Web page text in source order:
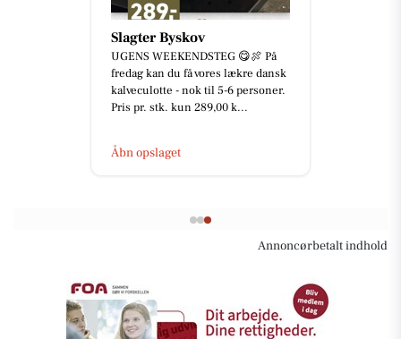
Slagter Byskov
UGENS WEEKENDSTEG 😋🍖 På
fredag kan du få vores lækre dansk
kalveculotte - nok til 5-6 personer.
Pris pr. stk. kun 289,00 k...
Åbn opslaget
Annoncørbetalt indhold